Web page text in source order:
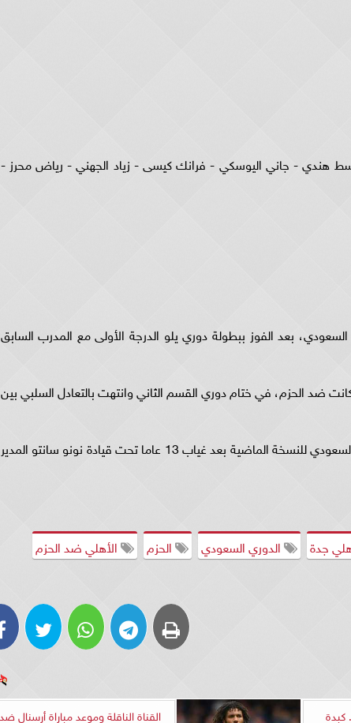
هندي - جاني اليوسكي - فرانك كيسى - زياد الجهني - رياض محرز -
بعد الفوز ببطولة دوري يلو الدرجة الأولى مع المدرب السابق
ضد الحزم، في ختام دوري القسم الثاني وانتهت بالتعادل السلبي بين
كان نادي اتحاد جدة السعودي قد توج بلقب الدوري السعودي للنسخة الماضية بعد غياب 13 عاما تحت قيادة نونو سانتو المدير
جدة الدوري السعودي الحزم
الأهلي ضد الحزم
القناة الناقلة وموعد مباراة أرسنال ضد